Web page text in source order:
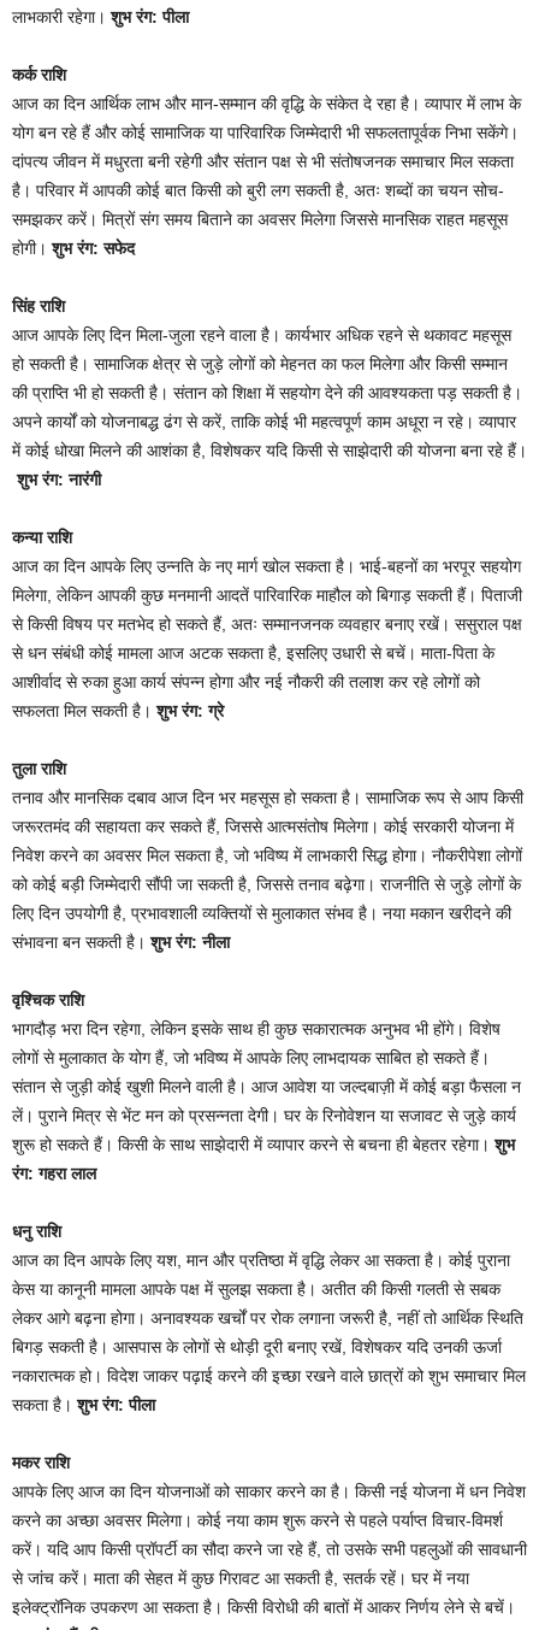
लाभकारी रहेगा।शुभ रंग: पीला
कर्क राशि
आज का दिन आर्थिक लाभ और मान-सम्मान की वृद्धि के संकेत दे रहा है। व्यापार में लाभ के
योग बन रहे हैं और कोई सामाजिक या पारिवारिक जिम्मेदारी भी सफलतापूर्वक निभा सकेंगे।
दांपत्य जीवन में मधुरता बनी रहेगी और संतान पक्ष से भी संतोषजनक समाचार मिल सकता
है। परिवार में आपकी कोई बात किसी को बुरी लग सकती है, अतः शब्दों का चयन सोच-
समझकर करें। मित्रों संग समय बिताने का अवसर मिलेगा जिससे मानसिक राहत महसूस
होगी। शुभ रंग: सफेद
सिंह राशि
आज आपके लिए दिन मिला-जुला रहने वाला है। कार्यभार अधिक रहने से थकावट महसूस
हो सकती है। सामाजिक क्षेत्र से जुड़े लोगों को मेहनत का फल मिलेगा और किसी सम्मान
की प्राप्ति भी हो सकती है। संतान को शिक्षा में सहयोग देने की आवश्यकता पड़ सकती है।
अपने कार्यों को योजनाबद्ध ढंग से करें, ताकि कोई भी महत्वपूर्ण काम अधूरा न रहे। व्यापार
में कोई धोखा मिलने की आशंका है, विशेषकर यदि किसी से साझेदारी की योजना बना रहे हैं।
शुभ रंग: नारंगी
कन्या राशि
आज का दिन आपके लिए उन्नति के नए मार्ग खोल सकता है। भाई-बहनों का भरपूर सहयोग
मिलेगा, लेकिन आपकी कुछ मनमानी आदतें पारिवारिक माहौल को बिगाड़ सकती हैं। पिताजी
से किसी विषय पर मतभेद हो सकते हैं, अतः सम्मानजनक व्यवहार बनाए रखें। ससुराल पक्ष
से धन संबंधी कोई मामला आज अटक सकता है, इसलिए उधारी से बचें। माता-पिता के
आशीर्वाद से रुका हुआ कार्य संपन्न होगा और नई नौकरी की तलाश कर रहे लोगों को
सफलता मिल सकती है।शुभ रंग: ग्रे
तुला राशि
तनाव और मानसिक दबाव आज दिन भर महसूस हो सकता है। सामाजिक रूप से आप किसी
जरूरतमंद की सहायता कर सकते हैं, जिससे आत्मसंतोष मिलेगा। कोई सरकारी योजना में
निवेश करने का अवसर मिल सकता है, जो भविष्य में लाभकारी सिद्ध होगा। नौकरीपेशा लोगों
को कोई बड़ी जिम्मेदारी सौंपी जा सकती है, जिससे तनाव बढ़ेगा। राजनीति से जुड़े लोगों के
लिए दिन उपयोगी है, प्रभावशाली व्यक्तियों से मुलाकात संभव है। नया मकान खरीदने की
संभावना बन सकती है। शुभ रंग: नीला
वृश्चिक राशि
भागदौड़ भरा दिन रहेगा, लेकिन इसके साथ ही कुछ सकारात्मक अनुभव भी होंगे। विशेष
लोगों से मुलाकात के योग हैं, जो भविष्य में आपके लिए लाभदायक साबित हो सकते हैं।
संतान से जुड़ी कोई खुशी मिलने वाली है। आज आवेश या जल्दबाज़ी में कोई बड़ा फैसला न
लें। पुराने मित्र से भेंट मन को प्रसन्नता देगी। घर के रिनोवेशन या सजावट से जुड़े कार्य
शुरू हो सकते हैं। किसी के साथ साझेदारी में व्यापार करने से बचना ही बेहतर रहेगा। शुभ
रंग: गहरा लाल
धनु राशि
आज का दिन आपके लिए यश, मान और प्रतिष्ठा में वृद्धि लेकर आ सकता है। कोई पुराना
केस या कानूनी मामला आपके पक्ष में सुलझ सकता है। अतीत की किसी गलती से सबक
लेकर आगे बढ़ना होगा। अनावश्यक खर्चों पर रोक लगाना जरूरी है, नहीं तो आर्थिक स्थिति
बिगड़ सकती है। आसपास के लोगों से थोड़ी दूरी बनाए रखें, विशेषकर यदि उनकी ऊर्जा
नकारात्मक हो। विदेश जाकर पढ़ाई करने की इच्छा रखने वाले छात्रों को शुभ समाचार मिल
सकता है।शुभ रंग: पीला
मकर राशि
आपके लिए आज का दिन योजनाओं को साकार करने का है। किसी नई योजना में धन निवेश
करने का अच्छा अवसर मिलेगा। कोई नया काम शुरू करने से पहले पर्याप्त विचार-विमर्श
करें। यदि आप किसी प्रॉपर्टी का सौदा करने जा रहे हैं, तो उसके सभी पहलुओं की सावधानी
से जांच करें। माता की सेहत में कुछ गिरावट आ सकती है, सतर्क रहें। घर में नया
इलेक्ट्रॉनिक उपकरण आ सकता है। किसी विरोधी की बातों में आकर निर्णय लेने से बचें।